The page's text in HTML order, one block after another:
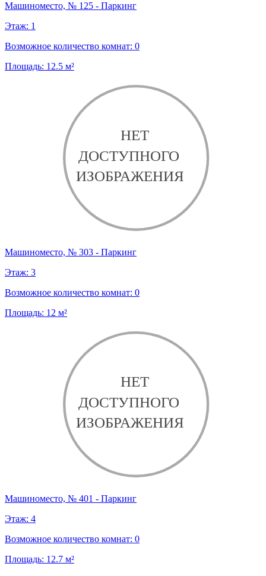
Машиноместо, № 125 - Паркинг
Этаж: 1
Возможное количество комнат: 0
Площадь: 12.5 м²
Машиноместо, № 303 - Паркинг
Этаж: 3
Возможное количество комнат: 0
Площадь: 12 м²
Машиноместо, № 401 - Паркинг
Этаж: 4
Возможное количество комнат: 0
Площадь: 12.7 м²